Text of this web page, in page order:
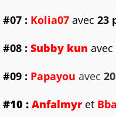
#07 : Kolia07 avec 23
#08 : Subby kun avec
#09 : Papayou avec
#10 : Anfalmyr et